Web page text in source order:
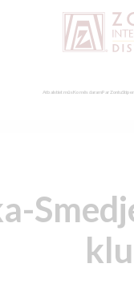
Atbalstiet mūsKo mēs daramPar Zontu